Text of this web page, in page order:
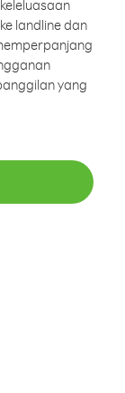
landline dan
yang